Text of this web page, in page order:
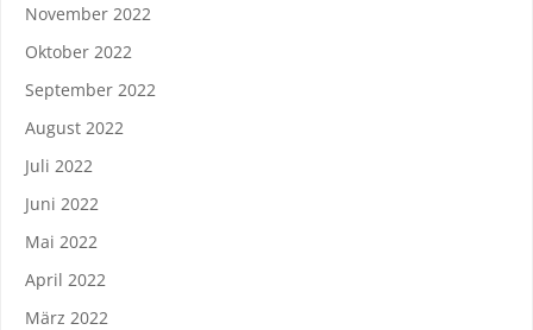
November 2022
Oktober 2022
September 2022
August 2022
Juli 2022
Juni 2022
Mai 2022
April 2022
März 2022